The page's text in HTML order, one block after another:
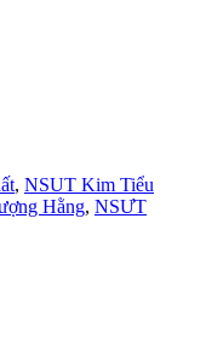
, NSUT Kim Tiểu
Hằng, NSƯT